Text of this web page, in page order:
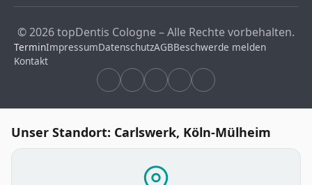
© 2026 topDentis Cologne – Alle Rechte vorbehalten.
TerminImpressumDatenschutzAGBBeschwerde melden
Kontakt
Unser Standort: Carlswerk, Köln-Mülheim